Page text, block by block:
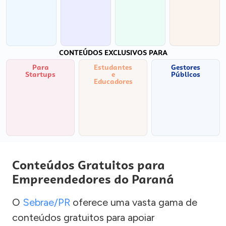
CONTEÚDOS EXCLUSIVOS PARA
Para
Startups
Estudantes
e
Educadores
Gestores
Públicos
Conteúdos Gratuitos para
Empreendedores do Paraná
O Sebrae/PR oferece uma vasta gama de
conteúdos gratuitos para apoiar